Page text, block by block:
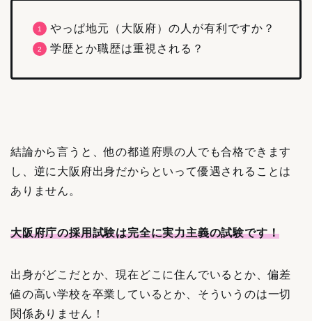
やっぱ地元（大阪府）の人が有利ですか？
学歴とか職歴は重視される？
結論から言うと、他の都道府県の人でも合格できます
し、逆に大阪府出身だからといって優遇されることは
ありません。
大阪府庁の採用試験は完全に実力主義の試験です！
出身がどこだとか、現在どこに住んでいるとか、偏差
値の高い学校を卒業しているとか、そういうのは一切
関係ありません！